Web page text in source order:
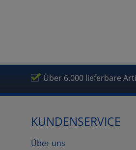
Über 6.000 lieferbare
KUNDENSERVICE
Über uns